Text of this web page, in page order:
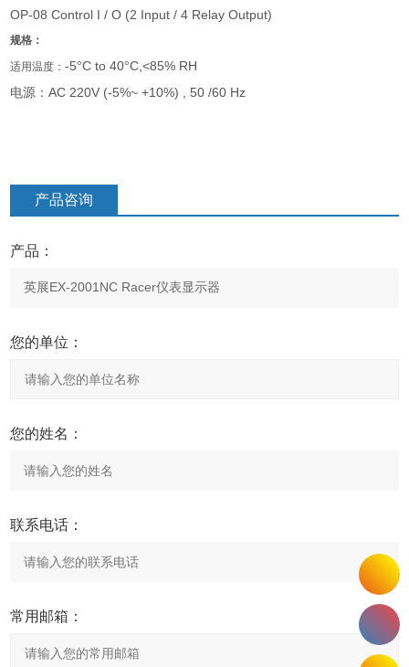
OP-08 Control I / O (2 Input / 4 Relay Output)
规格：
适用温度：-5°C to 40°C,<85% RH
电源：AC 220V (-5%~ +10%) , 50 /60 Hz
产品咨询
产品：
您的单位：
您的姓名：
联系电话：
常用邮箱：